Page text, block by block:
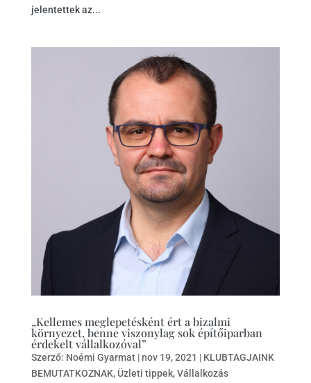
jelentettek az...
„Kellemes meglepetésként ért a bizalmi
környezet, benne viszonylag sok építőiparban
érdekelt vállalkozóval”
Szerző: Noémi Gyarmat|nov 19, 2021 | KLUBTAGJAINK
BEMUTATKOZNAK, Üzleti tippek,Vállalkozás